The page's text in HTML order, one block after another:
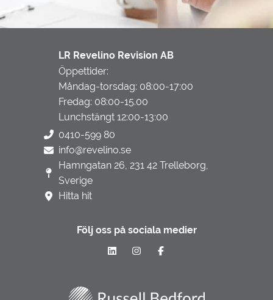
LR Revelino Revision AB
Öppettider:
Måndag-torsdag: 08:00-17:00
Fredag: 08:00-15.00
Lunchstängt 12:00-13:00
0410-599 80
info@revelino.se
Hamngatan 26, 231 42 Trelleborg,
Sverige
Hitta hit
Följ oss på sociala medier